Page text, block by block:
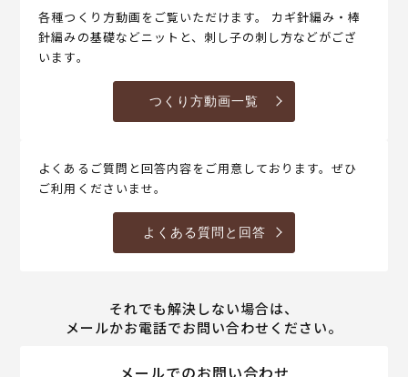
各種つくり方動画をご覧いただけます。 カギ針編み・棒
針編みの基礎などニットと、刺し子の刺し方などがござ
います。
つくり方動画一覧
よくあるご質問と回答内容をご用意しております。ぜひ
ご利用くださいませ。
よくある質問と回答
それでも解決しない場合は、
メールかお電話でお問い合わせください。
メールでのお問い合わせ